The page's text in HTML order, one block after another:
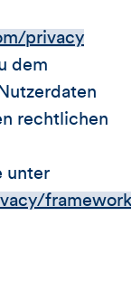
privacy
dem
rechtlichen
unter